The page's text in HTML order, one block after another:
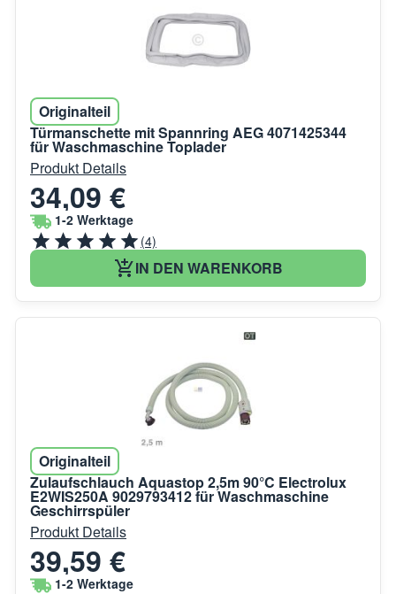
Originalteil
Türmanschette mit Spannring AEG 4071425344
für Waschmaschine Toplader
Produkt Details
34,09 €
1-2 Werktage
(4)
IN DEN WARENKORB
Originalteil
Zulaufschlauch Aquastop 2,5m 90°C Electrolux
E2WIS250A 9029793412 für Waschmaschine
Geschirrspüler
Produkt Details
39,59 €
1-2 Werktage